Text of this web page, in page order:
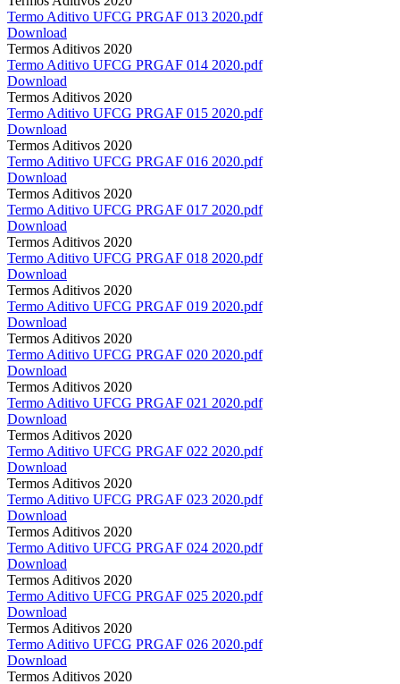
Termo Aditivo UFCG PRGAF 013 2020.pdf
Download
Termos Aditivos 2020
Termo Aditivo UFCG PRGAF 014 2020.pdf
Download
Termos Aditivos 2020
Termo Aditivo UFCG PRGAF 015 2020.pdf
Download
Termos Aditivos 2020
Termo Aditivo UFCG PRGAF 016 2020.pdf
Download
Termos Aditivos 2020
Termo Aditivo UFCG PRGAF 017 2020.pdf
Download
Termos Aditivos 2020
Termo Aditivo UFCG PRGAF 018 2020.pdf
Download
Termos Aditivos 2020
Termo Aditivo UFCG PRGAF 019 2020.pdf
Download
Termos Aditivos 2020
Termo Aditivo UFCG PRGAF 020 2020.pdf
Download
Termos Aditivos 2020
Termo Aditivo UFCG PRGAF 021 2020.pdf
Download
Termos Aditivos 2020
Termo Aditivo UFCG PRGAF 022 2020.pdf
Download
Termos Aditivos 2020
Termo Aditivo UFCG PRGAF 023 2020.pdf
Download
Termos Aditivos 2020
Termo Aditivo UFCG PRGAF 024 2020.pdf
Download
Termos Aditivos 2020
Termo Aditivo UFCG PRGAF 025 2020.pdf
Download
Termos Aditivos 2020
Termo Aditivo UFCG PRGAF 026 2020.pdf
Download
Termos Aditivos 2020